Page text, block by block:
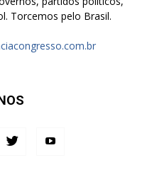
Torcemos pelo Brasil.